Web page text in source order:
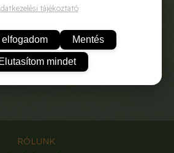
olló kiválóan alkalmas a
tartós igénybevételre.
gyors és sérülésmentes
Egykezes metszőolló, mely
és egy általános ollónál
biztosít.
RÓLUNK
tájékoztató
elfogadom Mentés
Elutasítom mindet